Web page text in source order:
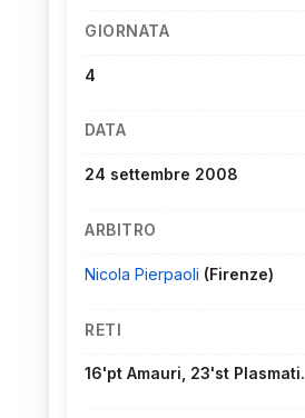
GIORNATA
4
DATA
24 settembre 2008
ARBITRO
Nicola Pierpaoli (Firenze)
RETI
16'pt Amauri, 23'st Plasmati.